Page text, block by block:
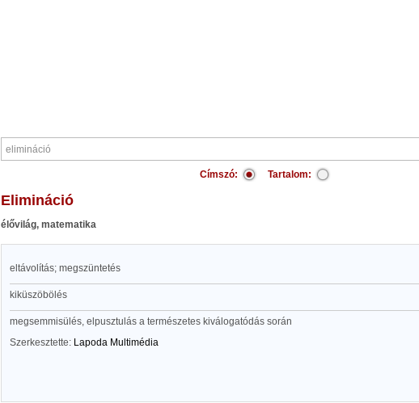
Címszó: Tartalom:
elimináció
élővilág, matematika
eltávolítás; megszüntetés
kiküszöbölés
megsemmisülés, elpusztulás a természetes kiválogatódás során
Szerkesztette: Lapoda Multimédia